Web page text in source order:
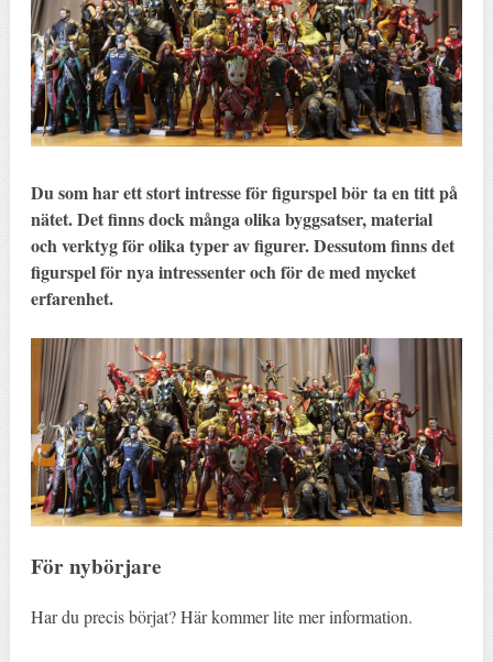
Du som har ett stort intresse för figurspel bör ta en titt på
nätet. Det finns dock många olika byggsatser, material
och verktyg för olika typer av figurer. Dessutom finns det
figurspel för nya intressenter och för de med mycket
erfarenhet.
För nybörjare
Har du precis börjat? Här kommer lite mer information.